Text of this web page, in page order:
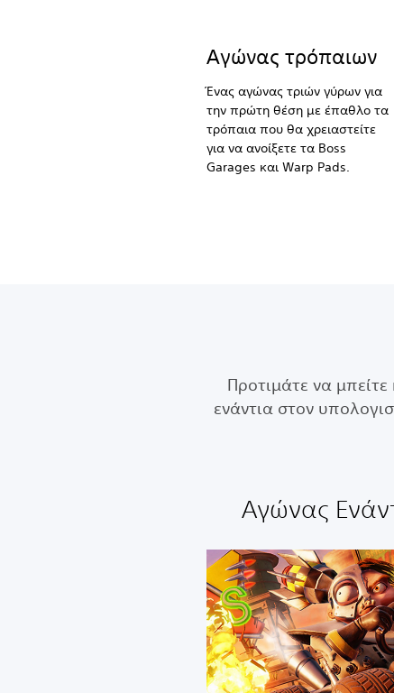
Αγώνας τρόπαιων
Ένας αγώνας τριών γύρων για
την πρώτη θέση με έπαθλο τα
τρόπαια που θα χρειαστείτε
για να ανοίξετε τα Boss
Garages και Warp Pads.
Προτιμάτε να
ενάντια στον
Αγώνας